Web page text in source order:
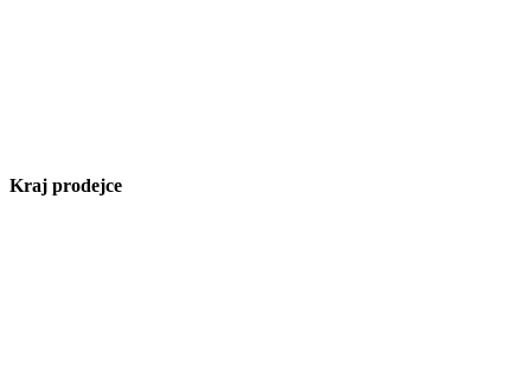
Kraj prodejce